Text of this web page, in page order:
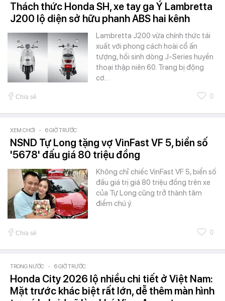
Thách thức Honda SH, xe tay ga Ý Lambretta
J200 lộ diện sở hữu phanh ABS hai kênh
Lambretta J200 vừa chính thức tái
xuất với phong cách hoài cổ ấn
tượng, hồi sinh dòng J-Series huyền
thoại thập niên 60. Trang bị động
cơ…
Chia sẻ 0
XEM CHƠI - 6 GIỜ TRƯỚC
NSND Tự Long tặng vợ VinFast VF 5, biển số
'5678' đấu giá 80 triệu đồng
Không chỉ chiếc VinFast VF 5, biển số
đấu giá trị giá 80 triệu đồng trên xe
của Tự Long cũng trở thành tâm
điểm chú ý.
Chia sẻ 0
TRONG NƯỚC - 6 GIỜ TRƯỚC
Honda City 2026 lộ nhiều chi tiết ở Việt Nam:
Mặt trước khác biệt rất lớn, dễ thêm màn hình